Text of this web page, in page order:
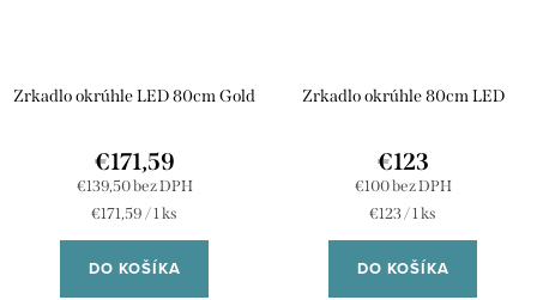
Zrkadlo okrúhle LED 80cm Gold
€139,50 bez DPH
€171,59
Jednotková
€171,59 / 1 ks
DO KOŠÍKA
Zrkadlo okrúhle 80cm LED
€100 bez DPH
€123
Jednotková
€123 / 1 ks
DO KOŠÍKA